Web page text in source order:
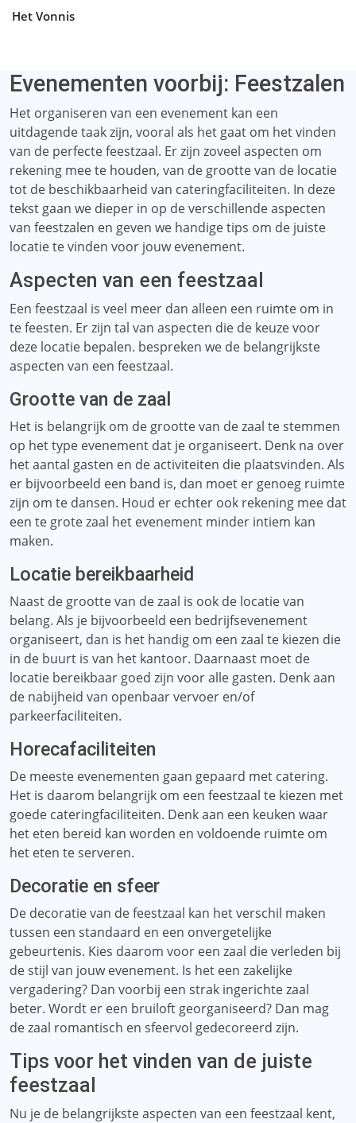
Het Vonnis
Evenementen voorbij: Feestzalen
Het organiseren van een evenement kan een
uitdagende taak zijn, vooral als het gaat om het vinden
van de perfecte feestzaal. Er zijn zoveel aspecten om
rekening mee te houden, van de grootte van de locatie
tot de beschikbaarheid van cateringfaciliteiten. In deze
tekst gaan we dieper in op de verschillende aspecten
van feestzalen en geven we handige tips om de juiste
locatie te vinden voor jouw evenement.
Aspecten van een feestzaal
Een feestzaal is veel meer dan alleen een ruimte om in
te feesten. Er zijn tal van aspecten die de keuze voor
deze locatie bepalen. bespreken we de belangrijkste
aspecten van een feestzaal.
Grootte van de zaal
Het is belangrijk om de grootte van de zaal te stemmen
op het type evenement dat je organiseert. Denk na over
het aantal gasten en de activiteiten die plaatsvinden. Als
er bijvoorbeeld een band is, dan moet er genoeg ruimte
zijn om te dansen. Houd er echter ook rekening mee dat
een te grote zaal het evenement minder intiem kan
maken.
Locatie bereikbaarheid
Naast de grootte van de zaal is ook de locatie van
belang. Als je bijvoorbeeld een bedrijfsevenement
organiseert, dan is het handig om een ​​zaal te kiezen die
in de buurt is van het kantoor. Daarnaast moet de
locatie bereikbaar goed zijn voor alle gasten. Denk aan
de nabijheid van openbaar vervoer en/of
parkeerfaciliteiten.
Horecafaciliteiten
De meeste evenementen gaan gepaard met catering.
Het is daarom belangrijk om een ​​feestzaal te kiezen met
goede cateringfaciliteiten. Denk aan een keuken waar
het eten bereid kan worden en voldoende ruimte om
het eten te serveren.
Decoratie en sfeer
De decoratie van de feestzaal kan het verschil maken
tussen een standaard en een onvergetelijke
gebeurtenis. Kies daarom voor een zaal die verleden bij
de stijl van jouw evenement. Is het een zakelijke
vergadering? Dan voorbij een strak ingerichte zaal
beter. Wordt er een bruiloft georganiseerd? Dan mag
de zaal romantisch en sfeervol gedecoreerd zijn.
Tips voor het vinden van de juiste
feestzaal
Nu je de belangrijkste aspecten van een feestzaal kent,